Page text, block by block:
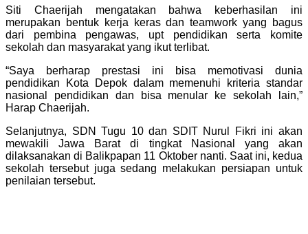
Siti Chaerijah mengatakan bahwa keberhasilan ini
merupakan bentuk kerja keras dan teamwork yang bagus
dari pembina pengawas, upt pendidikan serta komite
sekolah dan masyarakat yang ikut terlibat.
“Saya berharap prestasi ini bisa memotivasi dunia
pendidikan Kota Depok dalam memenuhi kriteria standar
nasional pendidikan dan bisa menular ke sekolah lain,”
Harap Chaerijah.
Selanjutnya, SDN Tugu 10 dan SDIT Nurul Fikri ini akan
mewakili Jawa Barat di tingkat Nasional yang akan
dilaksanakan di Balikpapan 11 Oktober nanti. Saat ini, kedua
sekolah tersebut juga sedang melakukan persiapan untuk
penilaian tersebut.